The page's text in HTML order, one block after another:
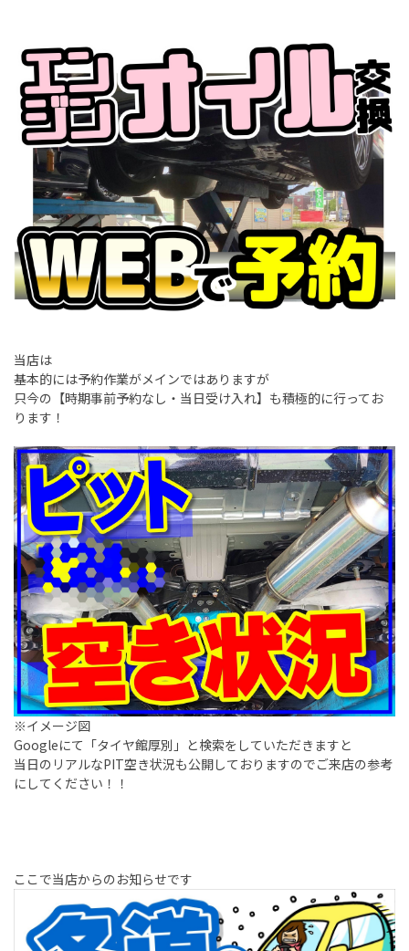
当店は
基本的には予約作業がメインではありますが
只今の【時期事前予約なし・当日受け入れ】も積極的に行ってお
ります！
※イメージ図
Googleにて「タイヤ館厚別」と検索をしていただきますと
当日のリアルなPIT空き状況も公開しておりますのでご来店の参考
にしてください！！
ここで当店からのお知らせです